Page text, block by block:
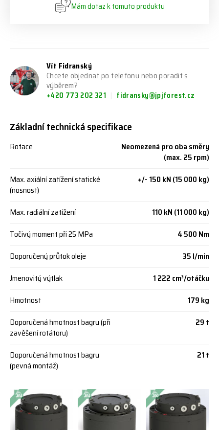
Mám dotaz k tomuto produktu
Vít Fidranský
Chcete objednat po telefonu nebo poradit s
výběrem?
+420 773 202 321
fidransky@jpjforest.cz
Základní technická specifikace
Rotace
Neomezená pro oba směry
(max. 25 rpm)
Max. axiální zatížení statické
(nosnost)
+/- 150 kN (15 000 kg)
Max. radiální zatížení
110 kN (11 000 kg)
Točivý moment při 25 MPa
4 500 Nm
Doporučený průtok oleje
35 l/min
Jmenovitý výtlak
1 222 cm³/otáčku
Hmotnost
179 kg
Doporučená hmotnost bagru (při
zavěšení rotátoru)
29 t
Doporučená hmotnost bagru
(pevná montáž)
21 t